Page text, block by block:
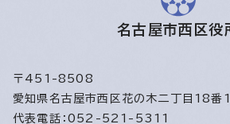
名古屋市西区役
〒451-8508
愛知県名古屋市西区花の木二丁目18番
代表電話：052-521-5311